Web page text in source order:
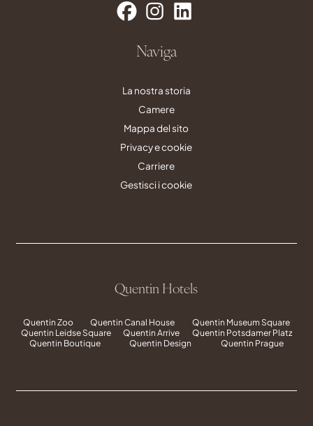
Naviga
La nostra storia
Camere
Mappa del sito
Privacy e cookie
Carriere
Gestisci i cookie
Quentin Hotels
Quentin Zoo Quentin Canal House
Quentin Museum Square
Quentin Leidse Square
Quentin Arrive
Quentin Potsdamer Platz
Quentin Boutique
Quentin Design Quentin Prague